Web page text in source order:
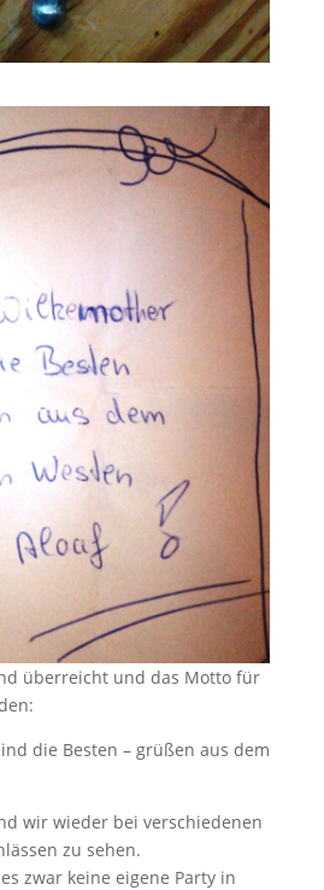
überreicht und das Motto für
die Besten – grüßen aus dem
wir wieder bei verschiedenen
zu sehen.
zwar keine eigene Party in